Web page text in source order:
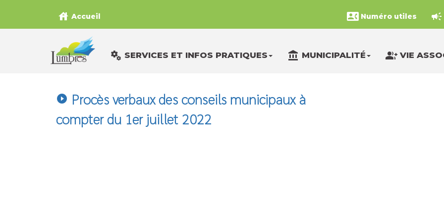
house Accueil campaign
contact_phone Numéro utiles
miscellaneous_services SERVICES ET INFOS PRATIQUES account_balance MUNICIPALITÉ group_add VIE
play_circle_filled Procès verbaux des conseils municipaux à
compter du 1er juillet 2022